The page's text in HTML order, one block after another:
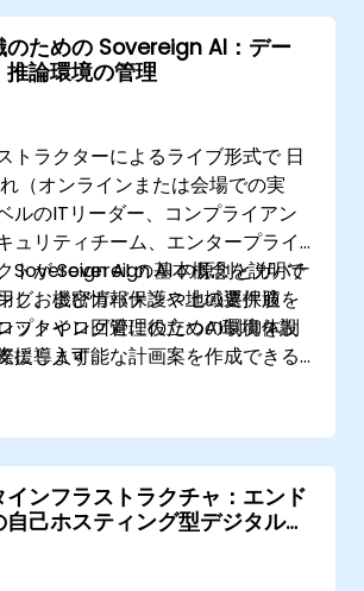
のための Sovereign AI：デー
推論環境の管理
トラクターによるライブ形式で 日
（オンラインまたは会場での実
ルのITリーダー、コンプライアン
ュリティチーム、エンタープライ
トが Sovereign AI の原則とガバナ
し、機密情報保護や地域要件適
ックイン回避に役立つAI環境を設
援します。
Sovereign AI の基本概念を説明で
グおよびガバナンス上の選択肢を
プトやログ管理のための制御体制
に導入可能な計画案を作成できる
インフラストラクチャ：エンド
己ホスティング型デジタル基